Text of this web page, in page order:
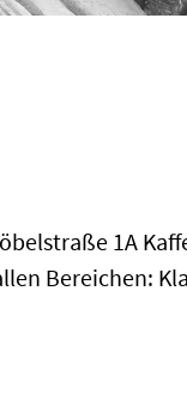
1A
Bereichen: